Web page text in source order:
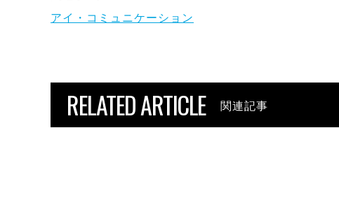
アイ・コミュニケーション
RELATED ARTICLE 関連記事